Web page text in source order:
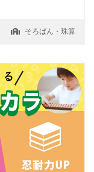
そろばん・珠算